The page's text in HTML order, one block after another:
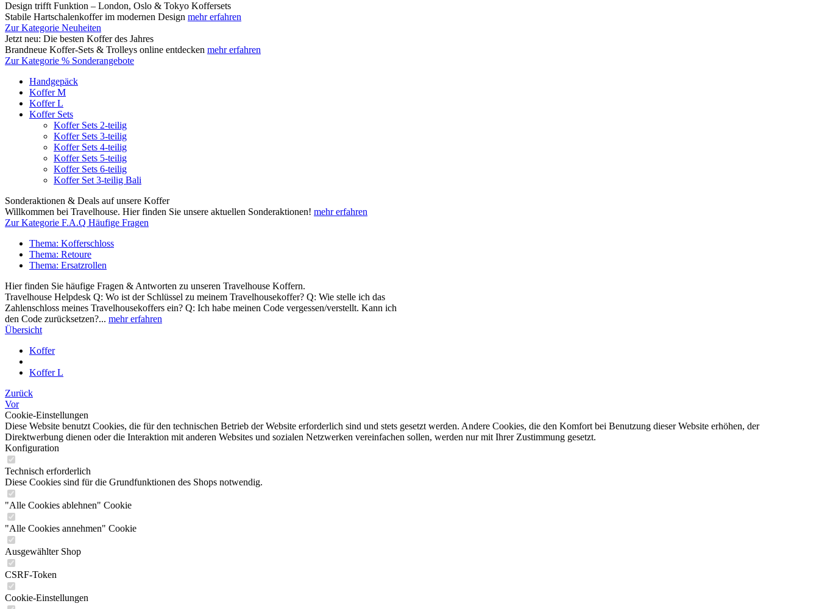
Design trifft Funktion – London, Oslo & Tokyo Koffersets
Stabile Hartschalenkoffer im modernen Design mehr erfahren
Zur Kategorie Neuheiten
Jetzt neu: Die besten Koffer des Jahres
Brandneue Koffer-Sets & Trolleys online entdecken mehr erfahren
Zur Kategorie % Sonderangebote
Handgepäck
Koffer M
Koffer L
Koffer Sets
Koffer Sets 2-teilig
Koffer Sets 3-teilig
Koffer Sets 4-teilig
Koffer Sets 5-teilig
Koffer Sets 6-teilig
Koffer Set 3-teilig Bali
Sonderaktionen & Deals auf unsere Koffer
Willkommen bei Travelhouse. Hier finden Sie unsere aktuellen Sonderaktionen! mehr erfahren
Zur Kategorie F.A.Q Häufige Fragen
Thema: Kofferschloss
Thema: Retoure
Thema: Ersatzrollen
Hier finden Sie häufige Fragen & Antworten zu unseren Travelhouse Koffern.
Travelhouse Helpdesk Q: Wo ist der Schlüssel zu meinem Travelhousekoffer? Q: Wie stelle ich das
Zahlenschloss meines Travelhousekoffers ein? Q: Ich habe meinen Code vergessen/verstellt. Kann ich
den Code zurücksetzen?... mehr erfahren
Übersicht
Koffer
Koffer L
Zurück
Vor
Cookie-Einstellungen
Diese Website benutzt Cookies, die für den technischen Betrieb der Website erforderlich sind und stets gesetzt werden. Andere Cookies, die den Komfort bei Benutzung dieser Website erhöhen, der
Direktwerbung dienen oder die Interaktion mit anderen Websites und sozialen Netzwerken vereinfachen sollen, werden nur mit Ihrer Zustimmung gesetzt.
Konfiguration
Technisch erforderlich
Diese Cookies sind für die Grundfunktionen des Shops notwendig.
"Alle Cookies ablehnen" Cookie
"Alle Cookies annehmen" Cookie
Ausgewählter Shop
CSRF-Token
Cookie-Einstellungen